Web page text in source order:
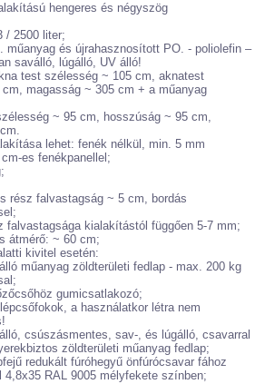
hengeres és négyszög
/ 2500 liter;
műanyag és újrahasznosított PO. - poliolefin –
saválló, lúgálló, UV álló!
test szélesség ~ 105 cm, aknatest
magasság ~ 305 cm + a műanyag
~ 95 cm, hosszúság ~ 95 cm,
lehet: fenék nélkül, min. 5 mm
es fenékpanellel;
rész falvastagság ~ 5 cm, bordás
falvastagsága kialakítástól függően 5-7 mm;
átmérő: ~ 60 cm;
kivitel esetén:
műanyag zöldterületi fedlap - max. 200 kg
gumicsatlakozó;
a használatkor létra nem
csúszásmentes, sav-, és lúgálló, csavarral
zöldterületi műanyag fedlap;
redukált fúróhegyű önfúrócsavar fához
4,8x35 RAL 9005 mélyfekete színben;